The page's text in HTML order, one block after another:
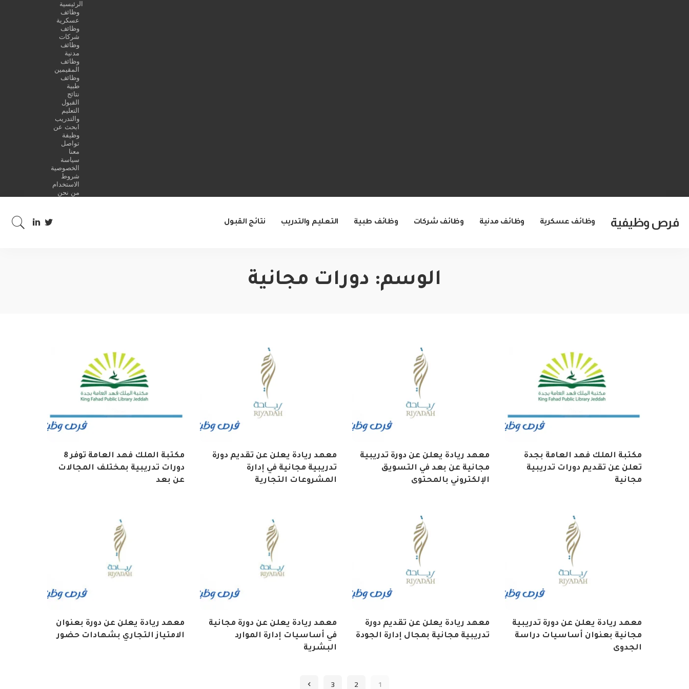
الرئيسية
وظائف
عسكرية
وظائف
شركات
وظائف
مدنية
وظائف
المقيمين
وظائف
طبية
نتائج
القبول
التعليم
والتدريب
ابحث عن
وظيفة
تواصل
معنا
سياسة
الخصوصية
شروط
الاستخدام
من نحن
فرص وظيفية وظائف عسكرية وظائف مدنية وظائف شركات وظائف طبية التعليم والتدريب نتائج القبول
الوسم: دورات مجانية
مكتبة الملك فهد العامة بجدة
تعلن عن تقديم دورات تدريبية
مجانية
معهد ريادة يعلن عن دورة تدريبية
مجانية عن بعد في التسويق
الإلكتروني بالمحتوى
معهد ريادة يعلن عن تقديم دورة
تدريبية مجانية في إدارة
المشروعات التجارية
مكتبة الملك فهد العامة توفر 8
دورات تدريبية بمختلف المجالات
عن بعد
معهد ريادة يعلن عن دورة تدريبية
مجانية بعنوان أساسيات دراسة
الجدوى
معهد ريادة يعلن عن تقديم دورة
تدريبية مجانية بمجال إدارة الجودة
معهد ريادة يعلن عن دورة مجانية
في أساسيات إدارة الموارد
البشرية
معهد ريادة يعلن عن دورة بعنوان
الامتياز التجاري بشهادات حضور
1
2
3